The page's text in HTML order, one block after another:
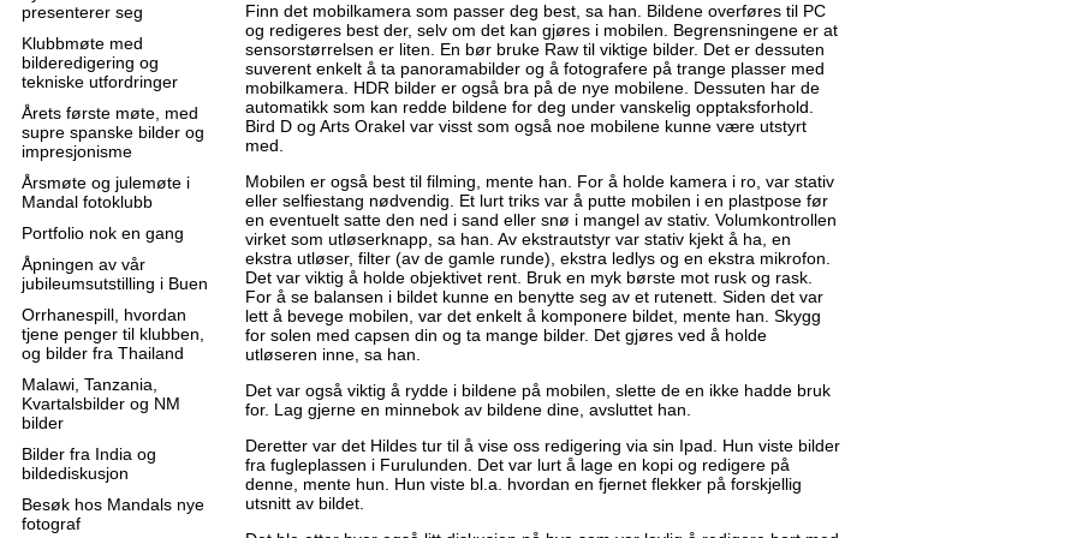
presenterer seg
Klubbmøte med
bilderedigering og
tekniske utfordringer
Årets første møte, med
supre spanske bilder og
impresjonisme
Årsmøte og julemøte i
Mandal fotoklubb
Portfolio nok en gang
Åpningen av vår
jubileumsutstilling i Buen
Orrhanespill, hvordan
tjene penger til klubben,
og bilder fra Thailand
Malawi, Tanzania,
Kvartalsbilder og NM
bilder
Bilder fra India og
bildediskusjon
Besøk hos Mandals nye
fotograf
Finn det mobilkamera som passer deg best, sa han. Bildene overføres til PC
og redigeres best der, selv om det kan gjøres i mobilen. Begrensningene er at
sensorstørrelsen er liten. En bør bruke Raw til viktige bilder. Det er dessuten
suverent enkelt å ta panoramabilder og å fotografere på trange plasser med
mobilkamera. HDR bilder er også bra på de nye mobilene. Dessuten har de
automatikk som kan redde bildene for deg under vanskelig opptaksforhold.
Bird D og Arts Orakel var visst som også noe mobilene kunne være utstyrt
med.
Mobilen er også best til filming, mente han. For å holde kamera i ro, var stativ
eller selfiestang nødvendig. Et lurt triks var å putte mobilen i en plastpose før
en eventuelt satte den ned i sand eller snø i mangel av stativ. Volumkontrollen
virket som utløserknapp, sa han. Av ekstrautstyr var stativ kjekt å ha, en
ekstra utløser, filter (av de gamle runde), ekstra ledlys og en ekstra mikrofon.
Det var viktig å holde objektivet rent. Bruk en myk børste mot rusk og rask.
For å se balansen i bildet kunne en benytte seg av et rutenett. Siden det var
lett å bevege mobilen, var det enkelt å komponere bildet, mente han. Skygg
for solen med capsen din og ta mange bilder. Det gjøres ved å holde
utløseren inne, sa han.
Det var også viktig å rydde i bildene på mobilen, slette de en ikke hadde bruk
for. Lag gjerne en minnebok av bildene dine, avsluttet han.
Deretter var det Hildes tur til å vise oss redigering via sin Ipad. Hun viste bilder
fra fugleplassen i Furulunden. Det var lurt å lage en kopi og redigere på
denne, mente hun. Hun viste bl.a. hvordan en fjernet flekker på forskjellig
utsnitt av bildet.